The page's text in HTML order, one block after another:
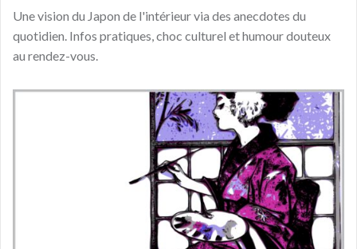
Une vision du Japon de l'intérieur via des anecdotes du
quotidien. Infos pratiques, choc culturel et humour douteux
au rendez-vous.